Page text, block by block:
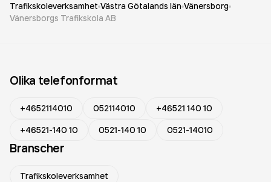
Trafikskoleverksamhet Västra Götalands län Vänersborg
Vänersborgs Trafikskola AB
Olika telefonformat
+4652114010 052114010
+46521 140 10
+46521-140 10
0521-140 10 0521-14010
Branscher
Trafikskoleverksamhet